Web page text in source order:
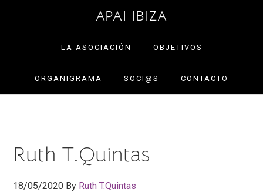
principal
APAI IBIZA
LA ASOCIACIÓN OBJETIVOS
ORGANIGRAMA SOCI@S CONTACTO
Ruth T.Quintas
18/05/2020 By Ruth T.Quintas